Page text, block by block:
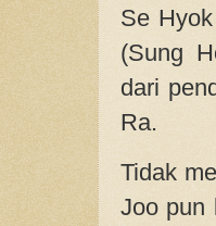
Se
(Sung
dari
Ra.
Tidak
Joo pun